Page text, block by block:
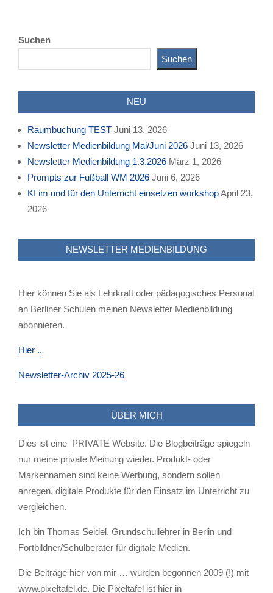
Suchen
Suchen
NEU
Raumbuchung TEST Juni 13, 2026
Newsletter Medienbildung Mai/Juni 2026 Juni 13, 2026
Newsletter Medienbildung 1.3.2026 März 1, 2026
Prompts zur Fußball WM 2026 Juni 6, 2026
KI im und für den Unterricht einsetzen workshopApril 23,
2026
NEWSLETTER MEDIENBILDUNG
Hier können Sie als Lehrkraft oder pädagogisches Personal
an Berliner Schulen meinen Newsletter Medienbildung
abonnieren.
Hier ..
Newsletter-Archiv 2025-26
ÜBER MICH
Dies ist eine PRIVATE Website. Die Blogbeiträge spiegeln
nur meine private Meinung wieder. Produkt- oder
Markennamen sind keine Werbung, sondern sollen
anregen, digitale Produkte für den Einsatz im Unterricht zu
vergleichen.
Ich bin Thomas Seidel, Grundschullehrer in Berlin und
Fortbildner/Schulberater für digitale Medien.
Die Beiträge hier von mir … wurden begonnen 2009 (!) mit
www.pixeltafel.de. Die Pixeltafel ist hier in